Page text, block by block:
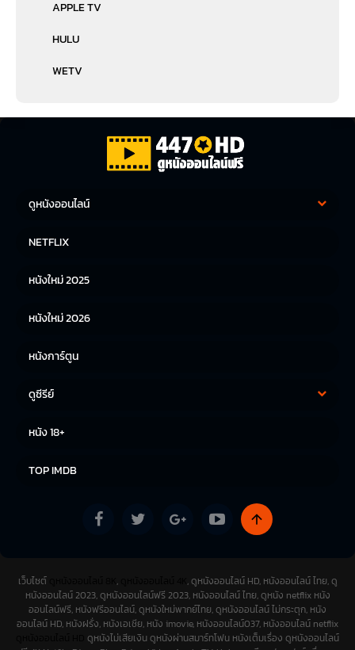
APPLE TV
HULU
WETV
ดูหนังออนไลน์
หนังญี่ปุ่น
NETFLIX
หนังใหม่ 2025
หนังใหม่ 2026
หนังการ์ตูน
ดูซีรีย์
หนัง 18+
TOP IMDB
เว็บไซต์ ,
, ดูหนังออนไลน์ HD, หนังออนไลน์ ไทย, ดู
หนังออนไลน์ 2023, ดูหนังออนไลน์ฟรี 2023, หนังออนไลน์ ไทย, ดูหนัง netflix หนัง
ออนไลน์ฟรี, หนังฟรีออนไลน์, ดูหนังใหม่พากย์ไทย, ดูหนังออนไลน์ ไม่กระตุก, หนัง
ออนไลน์ HD, หนังฝรั่ง, หนังเอเชีย, หนัง imovie, หนังออนไลน์037, หนังออนไลน์ netflix
ดูหนังไม่เสียเงิน ดูหนังผ่านสมาร์ทโฟน หนังเต็มเรื่อง ดูหนังออนไลน์